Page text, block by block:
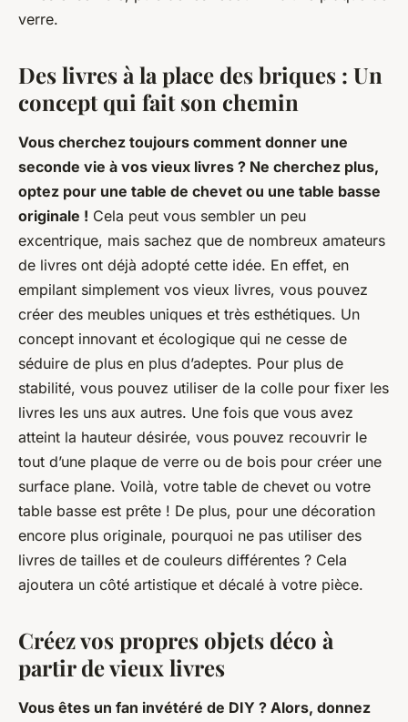
verre.
Des livres à la place des briques : Un
concept qui fait son chemin
Vous cherchez toujours comment donner une
seconde vie à vos vieux livres ? Ne cherchez plus,
optez pour une table de chevet ou une table basse
originale ! Cela peut vous sembler un peu
excentrique, mais sachez que de nombreux amateurs
de livres ont déjà adopté cette idée. En effet, en
empilant simplement vos vieux livres, vous pouvez
créer des meubles uniques et très esthétiques. Un
concept innovant et écologique qui ne cesse de
séduire de plus en plus d’adeptes. Pour plus de
stabilité, vous pouvez utiliser de la colle pour fixer les
livres les uns aux autres. Une fois que vous avez
atteint la hauteur désirée, vous pouvez recouvrir le
tout d’une plaque de verre ou de bois pour créer une
surface plane. Voilà, votre table de chevet ou votre
table basse est prête ! De plus, pour une décoration
encore plus originale, pourquoi ne pas utiliser des
livres de tailles et de couleurs différentes ? Cela
ajoutera un côté artistique et décalé à votre pièce.
Créez vos propres objets déco à
partir de vieux livres
Vous êtes un fan invétéré de DIY ? Alors, donnez